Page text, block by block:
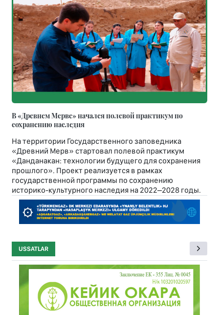
В «Древнем Мерве» начался полевой практикум по
сохранению наследия
На территории Государственного заповедника
«Древний Мерв» стартовал полевой практикум
«Данданакан: технологии будущего для сохранения
прошлого». Проект реализуется в рамках
государственной программы по сохранению
историко-культурного наследия на 2022–2028 годы.
USSATLAR